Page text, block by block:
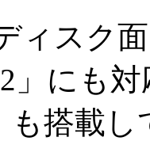
ィスク
」にも
も搭載